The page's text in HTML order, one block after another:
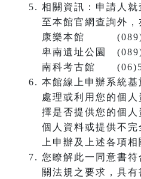
相關資訊：申請人
至本館官網查詢外，
康樂本館
卑南遺址公園
南科考古館
本館線上申辦系統基
處理或利用您的個
擇是否提供您的個
個人資料或提供不
上申辦及上述各項相
您瞭解此一同意書
關法規之要求，具